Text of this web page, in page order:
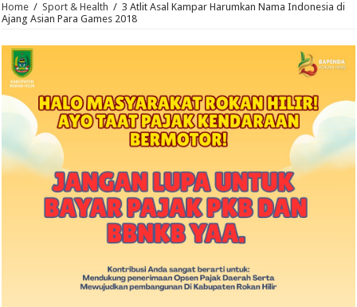
Home / Sport & Health / 3 Atlit Asal Kampar Harumkan Nama Indonesia di
Ajang Asian Para Games 2018